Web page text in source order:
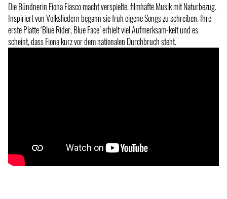
Die Bündnerin Fiona Fiasco macht verspielte, filmhafte Musik mit Naturbezug.
Inspiriert von Volksliedern begann sie früh eigene Songs zu schreiben. Ihre
erste Platte ‘Blue Rider, Blue Face’ erhielt viel Aufmerksam-keit und es
scheint, dass Fiona kurz vor dem nationalen Durchbruch steht.